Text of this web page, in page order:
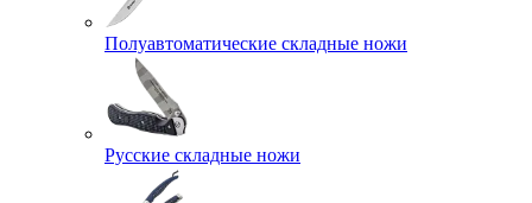
Полуавтоматические складные ножи
Русские складные ножи